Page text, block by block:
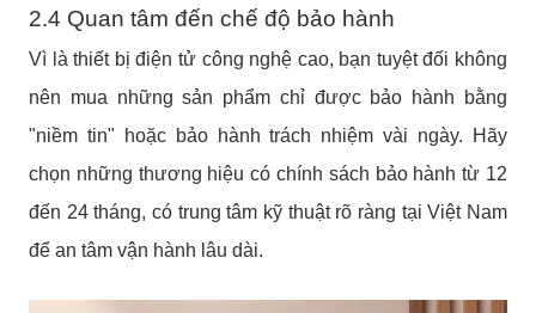
2.4 Quan tâm đến chế độ bảo hành
Vì là thiết bị điện tử công nghệ cao, bạn tuyệt đối không
nên mua những sản phẩm chỉ được bảo hành bằng
"niềm tin" hoặc bảo hành trách nhiệm vài ngày. Hãy
chọn những thương hiệu có chính sách bảo hành từ 12
đến 24 tháng, có trung tâm kỹ thuật rõ ràng tại Việt Nam
để an tâm vận hành lâu dài.